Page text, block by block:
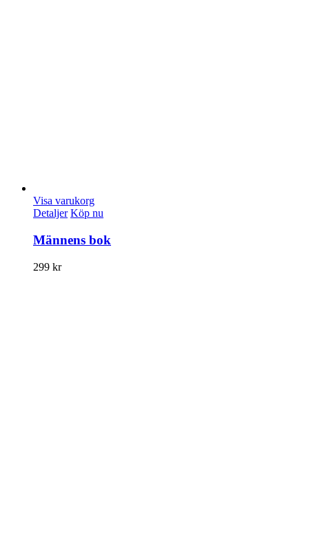
Visa varukorg
Detaljer Köp nu
Männens bok
299 kr